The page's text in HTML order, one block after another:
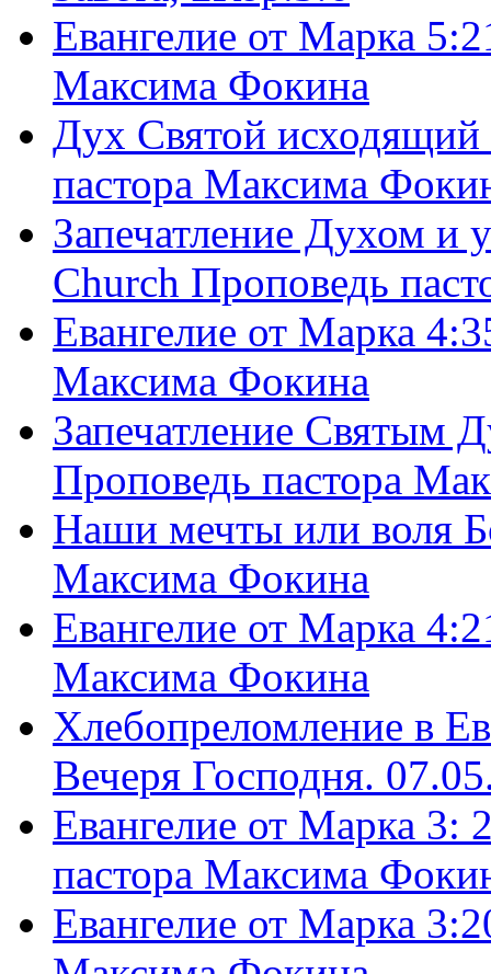
Евангелие от Марка
Максима Фокина
Дух Святой
пастора Максима
Запечатление Духом и
Church Проповедь
Евангелие от Марка
Максима Фокина
Запечатление Святым
Проповедь пастора
Наши мечты или воля
Максима Фокина
Евангелие от Марка
Максима Фокина
Хлебопреломление в
Вечеря Господня.
Евангелие от Марка 3:
пастора Максима
Евангелие от Марка